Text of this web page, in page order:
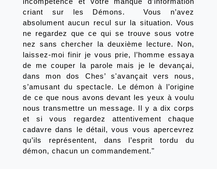
criant sur les Démons.  Vous n’avez
absolument aucun recul sur la situation. Vous
ne regardez que ce qui se trouve sous votre
nez sans chercher la deuxième lecture. Non,
laissez-moi finir je vous prie, l’homme essaya
de me couper la parole mais je le devançai,
dans mon dos Ches’ s'avançait vers nous,
s’amusant du spectacle. Le démon à l’origine
de ce que nous avons devant les yeux à voulu
nous transmettre un message. Il y a dix corps
et si vous regardez attentivement chaque
cadavre dans le détail, vous vous apercevrez
qu’ils représentent, dans l’esprit tordu du
démon, chacun un commandement."